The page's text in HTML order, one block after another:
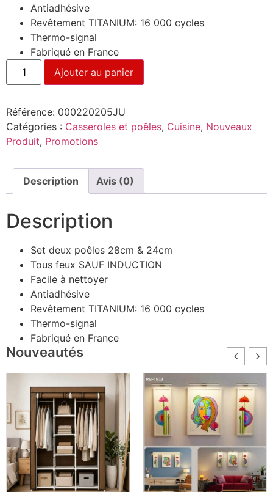
Antiadhésive
Revêtement TITANIUM: 16 000 cycles
Thermo-signal
Fabriqué en France
Ajouter au panier
Référence: 000220205JU
Catégories : Casseroles et poêles, Cuisine, Nouveaux
Produit, Promotions
Description Avis (0)
Description
Set deux poêles 28cm & 24cm
Tous feux SAUF INDUCTION
Facile à nettoyer
Antiadhésive
Revêtement TITANIUM: 16 000 cycles
Thermo-signal
Fabriqué en France
Nouveautés